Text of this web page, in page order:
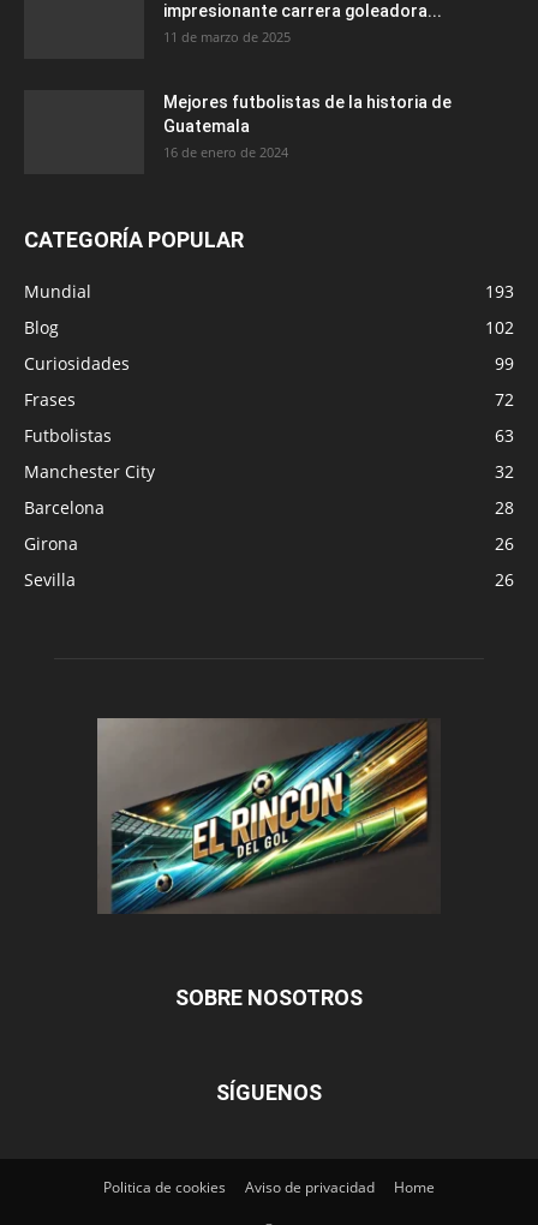
impresionante carrera goleadora...
11 de marzo de 2025
Mejores futbolistas de la historia de
Guatemala
16 de enero de 2024
CATEGORÍA POPULAR
Mundial
193
Blog
102
Curiosidades
99
Frases
72
Futbolistas
63
Manchester City
32
Barcelona
28
Girona
26
Sevilla
26
SOBRE NOSOTROS
SÍGUENOS
Politica de cookies Aviso de privacidad Home